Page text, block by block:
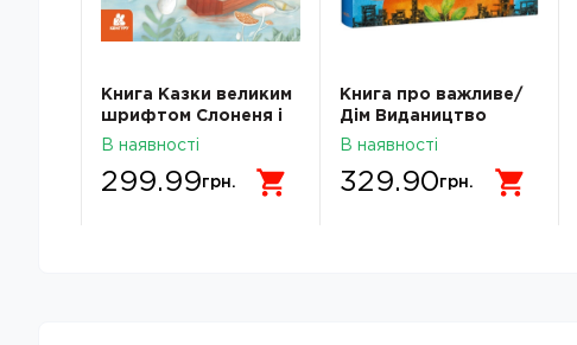
Книга Казки великим
шрифтом Слоненя і
Хмаринка
В наявності
299.99грн.
Книга про важливе/
Дім Видаництво
Ранок С1696001У
В наявності
329.90грн.